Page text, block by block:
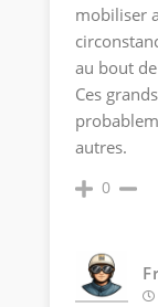
mobiliser
au bout
Ces
autres.
0